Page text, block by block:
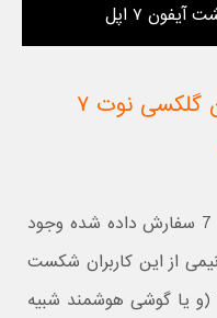
بیش از ۵۰ درصد خریداران گلکسی نوت ۷
چیزی حدود 12 میلیون گلکسی نوت 7 سفارش داده شده وجود
از این کاربران شکست
خورده به سمت استفاده از آیفون 7 (و یا گوشی هوشمند شبیه